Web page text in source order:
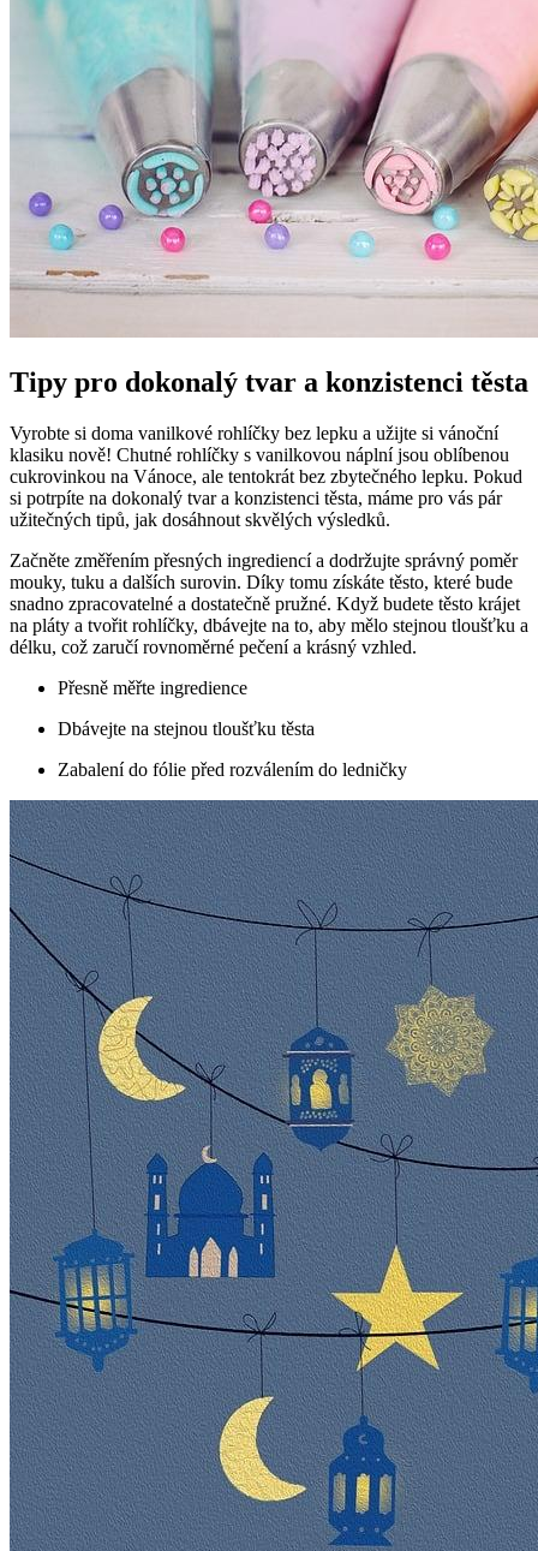
Tipy pro dokonalý tvar a konzistenci těsta
Vyrobte si doma vanilkové rohlíčky bez lepku a užijte si vánoční
klasiku nově! Chutné rohlíčky s vanilkovou náplní jsou oblíbenou
cukrovinkou na Vánoce, ale tentokrát bez zbytečného lepku. Pokud
si potrpíte na dokonalý tvar a konzistenci těsta, máme pro vás pár
užitečných tipů, jak dosáhnout skvělých výsledků.
Začněte změřením přesných ingrediencí a dodržujte správný poměr
mouky, tuku a dalších surovin. Díky tomu získáte těsto, které bude
snadno zpracovatelné a dostatečně pružné. Když budete těsto krájet
na pláty a tvořit rohlíčky, dbávejte na to, aby mělo stejnou tloušťku a
délku, což zaručí rovnoměrné pečení a krásný vzhled.
Přesně měřte ingredience
Dbávejte na stejnou tloušťku těsta
Zabalení do fólie před rozválením do ledničky